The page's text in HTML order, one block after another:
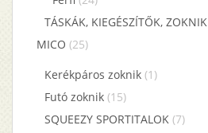
TÁSKÁK, KIEGÉSZÍTŐK, ZOKNIK
MICO (25)
Kerékpáros zoknik (1)
Futó zoknik (15)
SQUEEZY SPORTITALOK (7)